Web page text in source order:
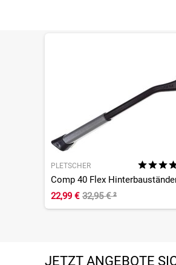
PLETSCHER
Comp 40 Flex
22,99 € 32,95 €²
JETZT ANGEBOTE